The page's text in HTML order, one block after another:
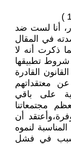
أنا لست ضد
في المقال
ذكرت أنه لا
شروط تطبيقها
القادرة
معتقداتهم
على باقي
مجتمعاتنا
أن
لنموه
السبب في فشل